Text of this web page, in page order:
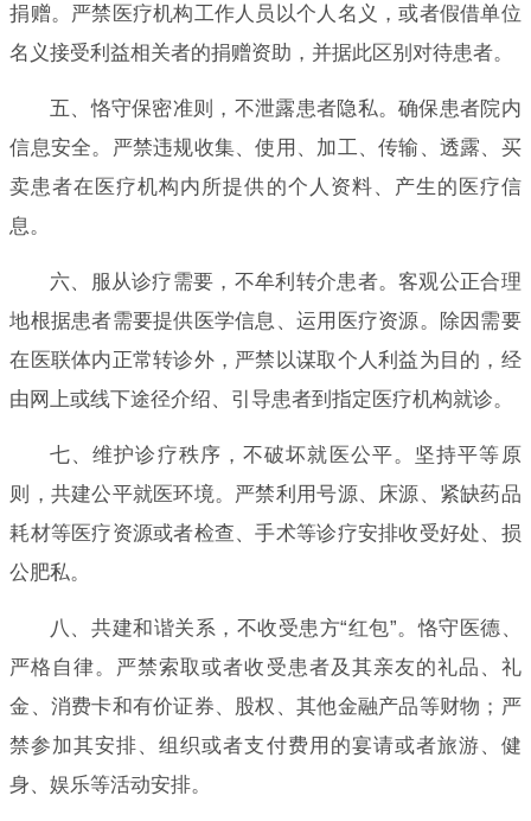
捐赠。严禁医疗机构工作人员以个人名义，或者假借单位
名义接受利益相关者的捐赠资助，并据此区别对待患者。
五、恪守保密准则，不泄露患者隐私。确保患者院内
信息安全。严禁违规收集、使用、加工、传输、透露、买
卖患者在医疗机构内所提供的个人资料、产生的医疗信
息。
六、服从诊疗需要，不牟利转介患者。客观公正合理
地根据患者需要提供医学信息、运用医疗资源。除因需要
在医联体内正常转诊外，严禁以谋取个人利益为目的，经
由网上或线下途径介绍、引导患者到指定医疗机构就诊。
七、维护诊疗秩序，不破坏就医公平。坚持平等原
则，共建公平就医环境。严禁利用号源、床源、紧缺药品
耗材等医疗资源或者检查、手术等诊疗安排收受好处、损
公肥私。
八、共建和谐关系，不收受患方“红包”。恪守医德、
严格自律。严禁索取或者收受患者及其亲友的礼品、礼
金、消费卡和有价证券、股权、其他金融产品等财物；严
禁参加其安排、组织或者支付费用的宴请或者旅游、健
身、娱乐等活动安排。